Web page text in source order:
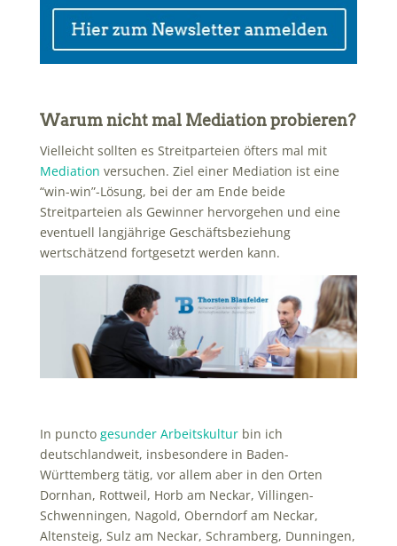
Warum nicht mal Mediation probieren?
Vielleicht sollten es Streitparteien öfters mal mit
Mediation versuchen. Ziel einer Mediation ist eine
“win-win”-Lösung, bei der am Ende beide
Streitparteien als Gewinner hervorgehen und eine
eventuell langjährige Geschäftsbeziehung
wertschätzend fortgesetzt werden kann.
In puncto gesunder Arbeitskulturbin ich
deutschlandweit, insbesondere in Baden-
Württemberg tätig, vor allem aber in den Orten
Dornhan, Rottweil, Horb am Neckar, Villingen-
Schwenningen, Nagold, Oberndorf am Neckar,
Altensteig, Sulz am Neckar, Schramberg, Dunningen,